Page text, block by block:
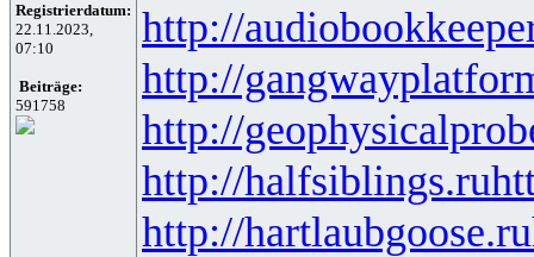
Registrierdatum:
22.11.2023,
07:10
Beiträge:
591758
http://
http://
http://
http://halfsiblings.ru
http://hartlaubgoose.ru